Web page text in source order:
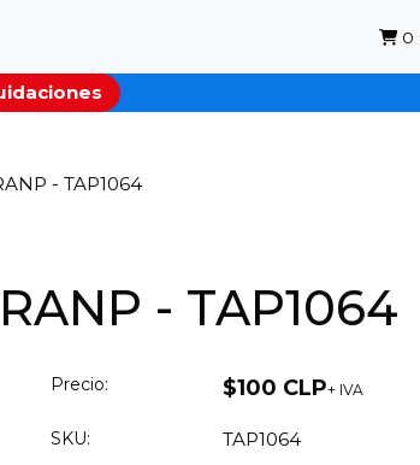
0
- TAP1064
- TAP1064
Precio: $100 CLP+ IVA
SKU: TAP1064